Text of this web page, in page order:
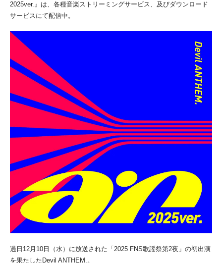
2025ver.』は、各種音楽ストリーミングサービス、及びダウンロード
サービスにて配信中。
過日12月10日（水）に放送された「2025 FNS歌謡祭第2夜」の初出演
を果たしたDevil ANTHEM.。